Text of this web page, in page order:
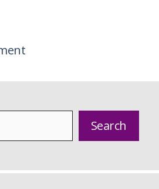
Search